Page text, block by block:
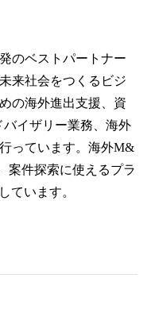
のベストパートナー
来社会をつくるビジ
の海外進出支援、資
イザリー業務、海外
っています。海外M&
案件探索に使えるプラ
ています。